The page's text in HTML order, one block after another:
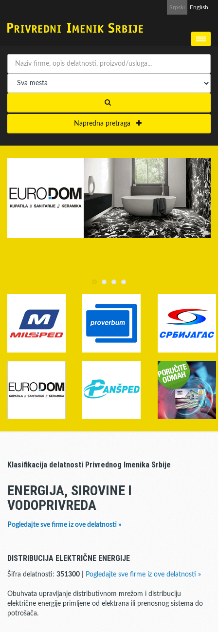
Srpski English
Napredna pretraga
Klasifikacija delatnosti Privrednog Imenika Srbije
ENERGIJA, SIROVINE I
VODOPRIVREDA
Pogledajte sve firme iz ove delatnosti »
DISTRIBUCIJA ELEKTRIČNE ENERGIJE
Šifra delatnosti: 351300 Pogledajte sve firme iz ove delatnosti »
Obuhvata upravljanje distributivnom mrežom i distribuciju
električne energije primljene od elektrana ili prenosnog sistema do
potrošača.